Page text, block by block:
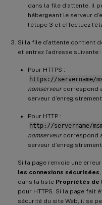
dans la file d’attente, il
hébergeant le serveur
l’étape 3 et effectuez
Si la file d’attente contient
et entrez l’adresse suivante :
Pour HTTPS :
https://servername/
nomserveurcorrespond
serveur
Pour HTTP :
http://servername/
nomserveurcorrespond
serveur
Si la page renvoie une
les connexions sécurisées
dans la liste Propriétés de
pour HTTPS. Si la page fait
sécurité du site Web, il se